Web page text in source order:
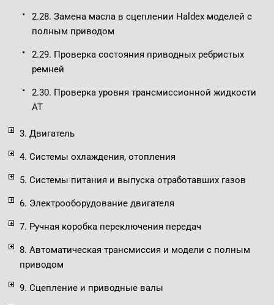
2.28. Замена масла в сцеплении Haldex моделей с
полным приводом
2.29. Проверка состояния приводных ребристых
ремней
2.30. Проверка уровня трансмиссионной жидкости
АТ
3. Двигатель
4. Системы охлаждения, отопления
5. Системы питания и выпуска отработавших газов
6. Электрооборудование двигателя
7. Ручная коробка переключения передач
8. Автоматическая трансмиссия и модели с полным
приводом
9. Сцепление и приводные валы